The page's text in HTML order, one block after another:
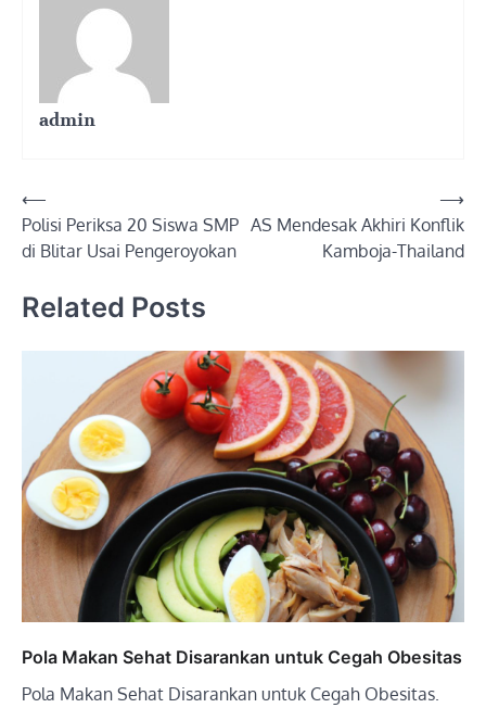
admin
Post
navigation
⟵
Polisi Periksa 20 Siswa SMP
di Blitar Usai Pengeroyokan
AS Mendesak Akhiri Konflik
Kamboja-Thailand
⟶
Related Posts
Pola Makan Sehat Disarankan untuk Cegah Obesitas
Pola Makan Sehat Disarankan untuk Cegah Obesitas.